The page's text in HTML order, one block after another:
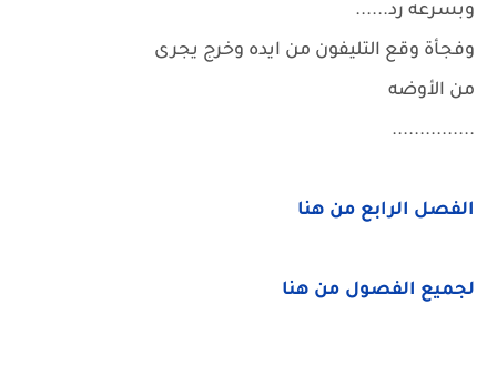
وبسرعه رد......
وفجأة وقع التليفون من ايده وخرج يجرى
من الأوضه
...............
الفصل الرابع من هنا
لجميع الفصول من هنا